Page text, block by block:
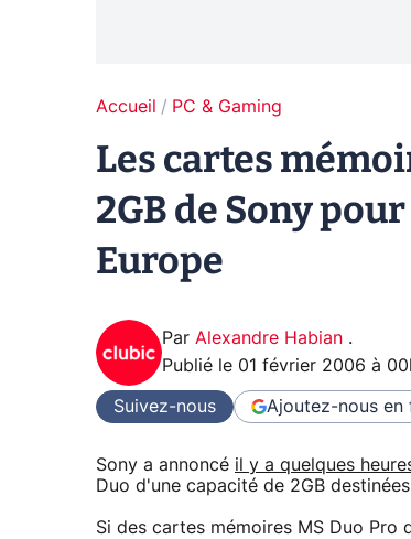
Accueil PC & Gaming
Les cartes
2GB de Sony
Europe
Par Alexandre Habian .
Publié le 01 février 2006 à
Suivez-nous Ajoutez-nous en
Sony a annoncé il y a quelques
Duo d'une capacité de 2GB
Si des cartes mémoires MS Duo Pro